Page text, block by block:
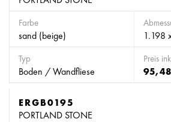
Farbe
sand (beige) 1.198
Typ
Boden / Wandfliese
Preis
ERGB0195
PORTLAND STONE